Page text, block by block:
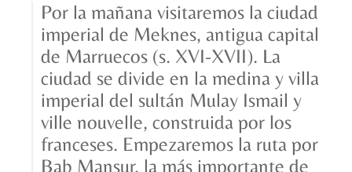
Por la mañana visitaremos la ciudad
imperial de Meknes, antigua capital
de Marruecos (s. XVI-XVII). La
ciudad se divide en la medina y villa
imperial del sultán Mulay Ismail y
ville nouvelle, construida por los
franceses. Empezaremos la ruta por
Bab Mansur, la más importante de